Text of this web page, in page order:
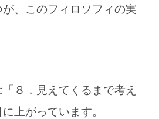
、このフィロソフィの実
８．見えてくるまで考え
上がっています。